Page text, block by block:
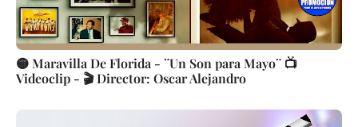
🟡 Maravilla De Florida - ¨Un Son para Mayo¨ 📺
Videoclip - 🎬 Director: Oscar Alejandro